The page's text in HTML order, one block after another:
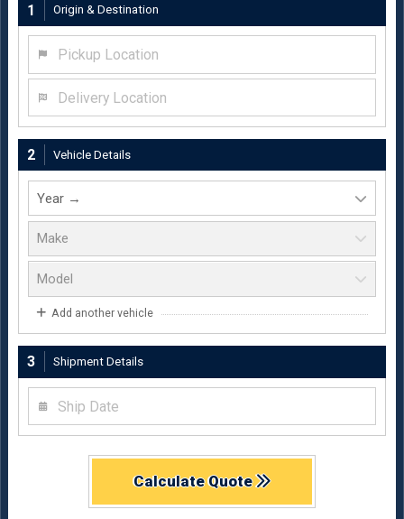
1 Origin & Destination
2 Vehicle Details
Add another vehicle
3 Shipment Details
Calculate Quote